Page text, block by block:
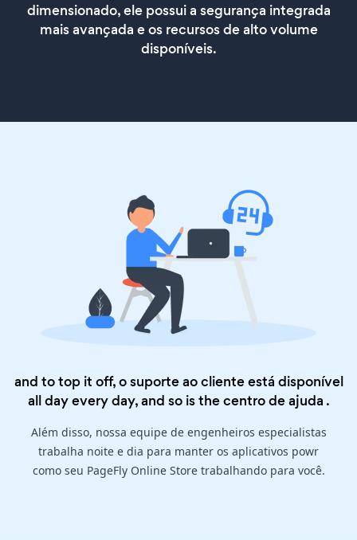
dimensionado, ele possui a segurança integrada
mais avançada e os recursos de alto volume
disponíveis.
and to top it off, o suporte ao cliente está disponível
all day every day, and so is thecentro de ajuda .
Além disso, nossa equipe de engenheiros especialistas
trabalha noite e dia para manter os aplicativos powr
como seu PageFly Online Store trabalhando para você.